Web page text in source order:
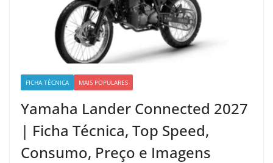
FICHA TÉCNICA MAIS POPULARES
Yamaha Lander Connected 2027
| Ficha Técnica, Top Speed,
Consumo, Preço e Imagens